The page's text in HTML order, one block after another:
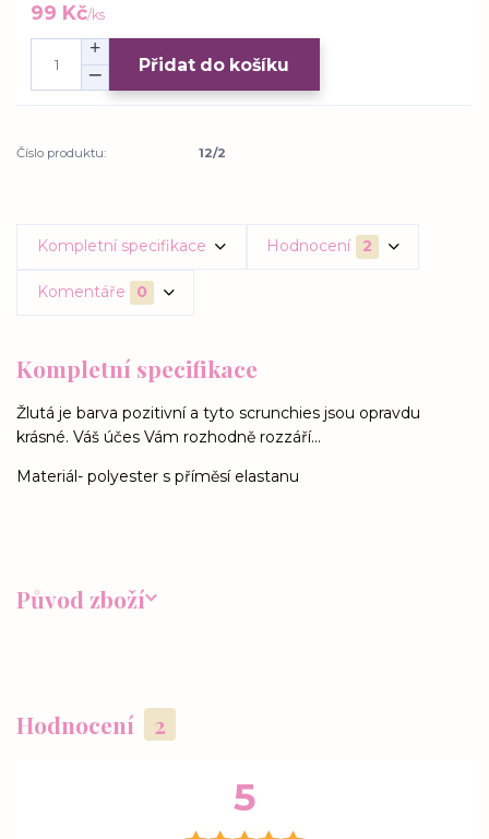
99 Kč/ks
Přidat do košíku
Číslo produktu: 12/2
Kompletní specifikace Hodnocení 2
Komentáře 0
Kompletní specifikace
Žlutá je barva pozitivní a tyto scrunchies jsou opravdu
krásné. Váš účes Vám rozhodně rozzáří...
Materiál- polyester s příměsí elastanu
Původ zboží
Hodnocení 2
5